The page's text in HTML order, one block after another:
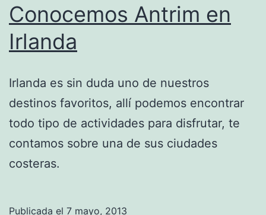
Conocemos Antrim en
Irlanda
Irlanda es sin duda uno de nuestros
destinos favoritos, allí podemos encontrar
todo tipo de actividades para disfrutar, te
contamos sobre una de sus ciudades
costeras.
Publicada el 7 mayo, 2013